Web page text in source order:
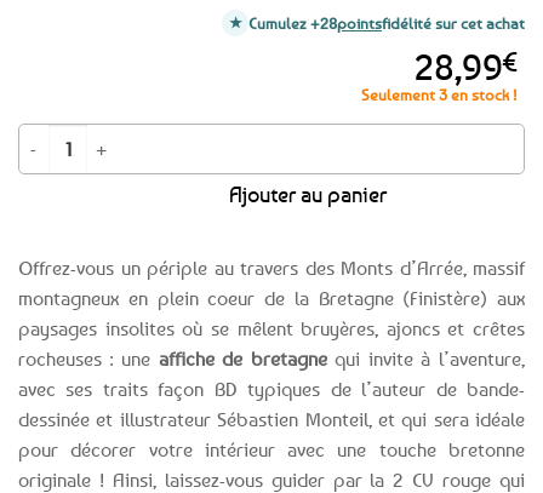
Offrez-vous un périple au travers des Monts d’Arrée, massif
montagneux en plein coeur de la Bretagne (Finistère) aux
paysages insolites où se mêlent bruyères, ajoncs et crêtes
rocheuses : une affiche de bretagnequi invite à l’aventure,
avec ses traits façon BD typiques de l’auteur de bande-
dessinée et illustrateur Sébastien Monteil, et qui sera idéale
pour décorer votre intérieur avec une touche bretonne
originale ! Ainsi, laissez-vous guider par la 2 CV rouge qui
28,99€
Seulement 3 en stock !
quantité de Affiche murale Il était une fois en Armorique - Les Monts
Ajouter au panier
Cumulez +28pointsfidélité sur cet achat